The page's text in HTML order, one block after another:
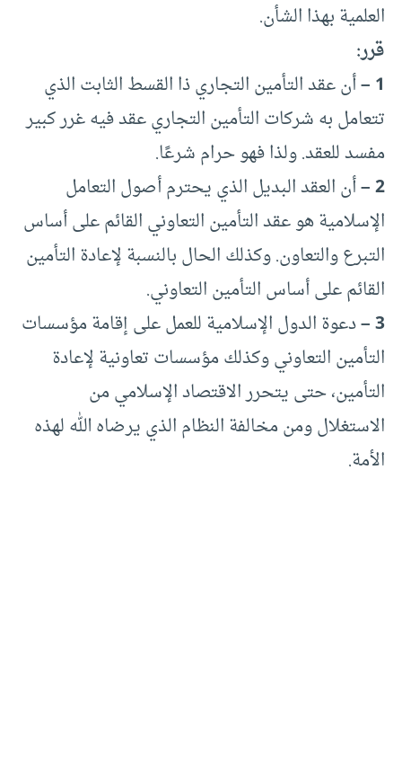
العلمية بهذا الشأن.
قرر:
1 –
أن عقد التأمين التجاري ذا القسط الثابت الذي
تتعامل به شركات التأمين التجاري عقد فيه غرر كبير
مفسد للعقد. ولذا فهو حرام شرعًا.
2 – أن العقد البديل الذي يحترم أصول التعامل
الإسلامية هو عقد التأمين التعاوني القائم على أساس
التبرع والتعاون. وكذلك الحال بالنسبة لإعادة التأمين
القائم على أساس التأمين التعاوني.
3 – دعوة الدول الإسلامية للعمل على إقامة مؤسسات
التأمين التعاوني وكذلك مؤسسات تعاونية لإعادة
التأمين، حتى يتحرر الاقتصاد الإسلامي من
الاستغلال ومن مخالفة النظام الذي يرضاه الله لهذه
الأمة.